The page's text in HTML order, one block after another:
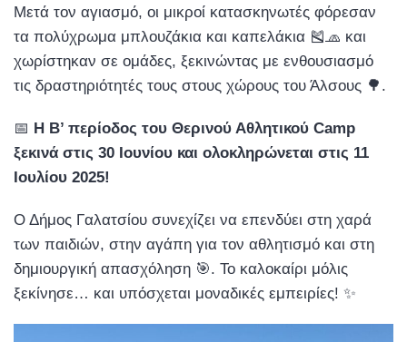
Μετά τον αγιασμό, οι μικροί κατασκηνωτές φόρεσαν
τα πολύχρωμα μπλουζάκια και καπελάκια 🎽🧢 και
χωρίστηκαν σε ομάδες, ξεκινώντας με ενθουσιασμό
τις δραστηριότητές τους στους χώρους του Άλσους 🌳.
📅 Η Β’ περίοδος του Θερινού Αθλητικού Camp
ξεκινά στις 30 Ιουνίου και ολοκληρώνεται στις 11
Ιουλίου 2025!
Ο Δήμος Γαλατσίου συνεχίζει να επενδύει στη χαρά
των παιδιών, στην αγάπη για τον αθλητισμό και στη
δημιουργική απασχόληση 🎯. Το καλοκαίρι μόλις
ξεκίνησε… και υπόσχεται μοναδικές εμπειρίες! ✨